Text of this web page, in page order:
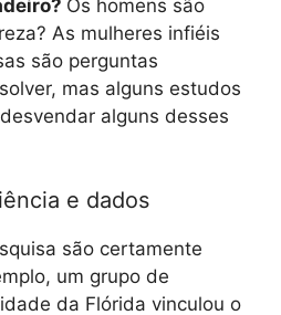
Os homens são
As mulheres infiéis
são perguntas
mas alguns estudos
alguns desses
e dados
são certamente
um grupo de
da Flórida vinculou o